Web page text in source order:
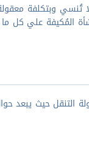
وبتكلفة
المُكيفة علي كل